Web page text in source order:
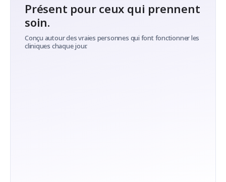
Présent pour ceux qui prennent
soin.
Conçu autour des vraies personnes qui font fonctionner les
cliniques chaque jour.